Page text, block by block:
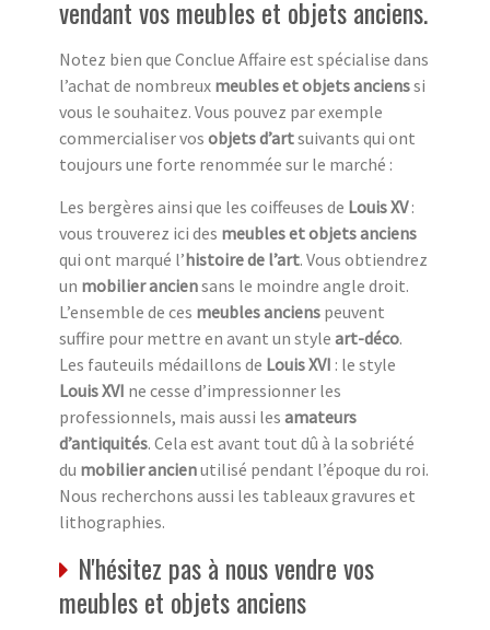
vendant vos meubles et objets anciens.
Notez bien que Conclue Affaire est spécialise dans
l’achat de nombreux meubles et objets ancienssi
vous le souhaitez. Vous pouvez par exemple
commercialiser vos objets d’artsuivants qui ont
toujours une forte renommée sur le marché :
Les bergères ainsi que les coiffeuses de Louis XV:
vous trouverez ici des meubles et objets anciens
qui ont marqué l’histoire de l’art. Vous obtiendrez
un mobilier anciensans le moindre angle droit.
L’ensemble de ces meubles anciens peuvent
suffire pour mettre en avant un style art-déco.
Les fauteuils médaillons de Louis XVI : le style
Louis XVI ne cesse d’impressionner les
professionnels, mais aussi les amateurs
d’antiquités. Cela est avant tout dû à la sobriété
du mobilier ancienutilisé pendant l’époque du roi.
Nous recherchons aussi les tableaux gravures et
lithographies.
N'hésitez pas à nous vendre vos
meubles et objets anciens